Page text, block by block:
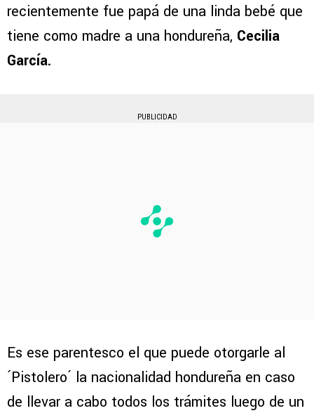
recientemente fue papá de una linda bebé que
tiene como madre a una hondureña, Cecilia
García.
PUBLICIDAD
Es ese parentesco el que puede otorgarle al
´Pistolero´ la nacionalidad hondureña en caso
de llevar a cabo todos los trámites luego de un